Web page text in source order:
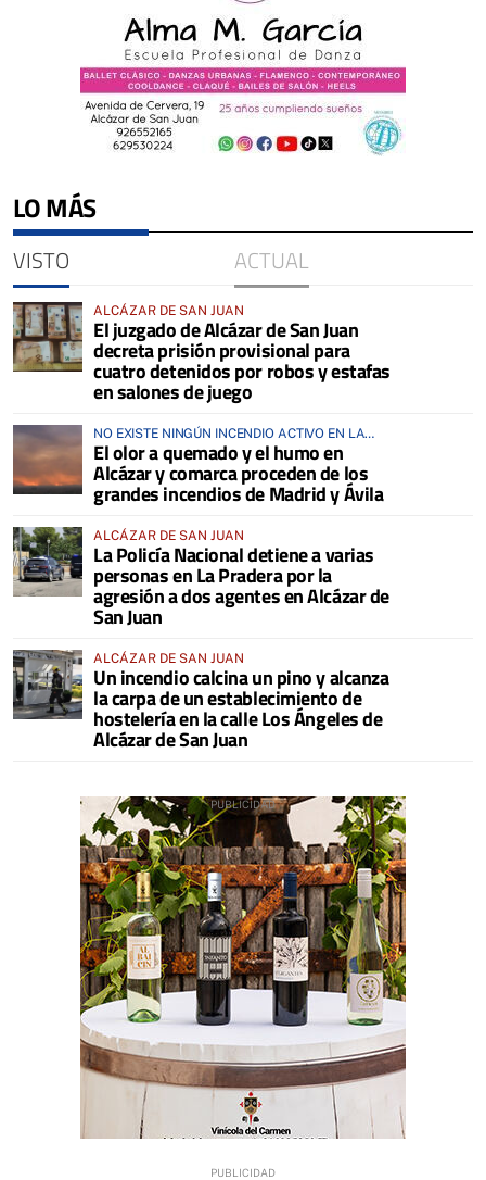
LO MÁS
VISTO ACTUAL
ALCÁZAR DE SAN JUAN
El juzgado de Alcázar de San Juan
decreta prisión provisional para
cuatro detenidos por robos y estafas
en salones de juego
NO EXISTE NINGÚN INCENDIO ACTIVO EN LA
COMARCA
El olor a quemado y el humo en
Alcázar y comarca proceden de los
grandes incendios de Madrid y Ávila
ALCÁZAR DE SAN JUAN
La Policía Nacional detiene a varias
personas en La Pradera por la
agresión a dos agentes en Alcázar de
San Juan
ALCÁZAR DE SAN JUAN
Un incendio calcina un pino y alcanza
la carpa de un establecimiento de
hostelería en la calle Los Ángeles de
Alcázar de San Juan